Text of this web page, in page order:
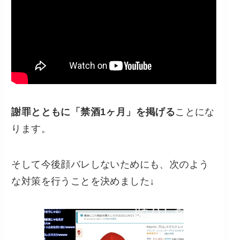
謝罪とともに「禁酒1ヶ月」を掲げることにな
ります。
そして今後顔バレしないためにも、次のよう
な対策を行うことを決めました↓